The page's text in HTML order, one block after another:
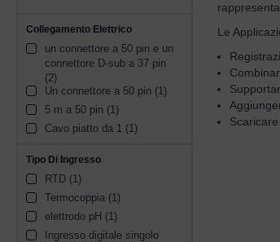
Collegamento Elettrico
un connettore a 50 pin e un
connettore D-sub a 37 pin
(2)
Un connettore a 50 pin (1)
5 m a 50 pin (1)
Cavo piatto da 1 (1)
Tipo Di Ingresso
RTD (1)
Termocoppia (1)
elettrodo pH (1)
Ingresso digitale singolo
Le